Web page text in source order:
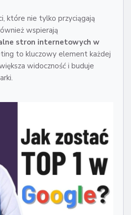
które nie tylko przyciągają
wspierają
stron internetowych w
to kluczowy element każdej
widoczność i buduje